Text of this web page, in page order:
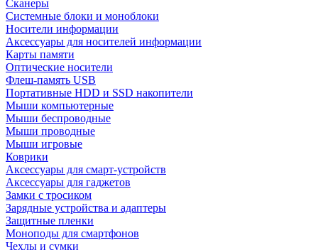
Сканеры
Системные блоки и моноблоки
Носители информации
Аксессуары для носителей информации
Карты памяти
Оптические носители
Флеш-память USB
Портативные HDD и SSD накопители
Мыши компьютерные
Мыши беспроводные
Мыши проводные
Мыши игровые
Коврики
Аксессуары для смарт-устройств
Аксессуары для гаджетов
Замки с тросиком
Зарядные устройства и адаптеры
Защитные пленки
Моноподы для смартфонов
Чехлы и сумки